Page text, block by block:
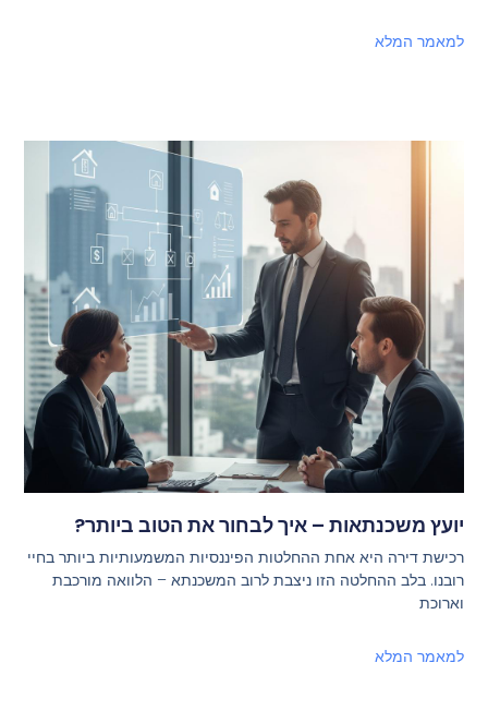
למאמר המלא
יועץ משכנתאות – איך לבחור את הטוב ביותר?
רכישת דירה היא אחת ההחלטות הפיננסיות המשמעותיות ביותר בחיי
רובנו. בלב ההחלטה הזו ניצבת לרוב המשכנתא – הלוואה מורכבת
וארוכת
למאמר המלא